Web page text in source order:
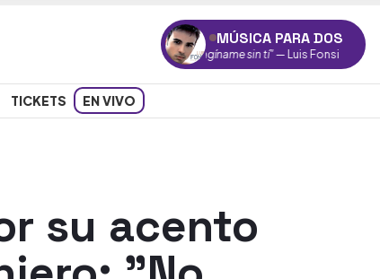
MÚSICA PARA DOS
"Imagíname sin tí"— Luis Fonsi
TICKETS EN VIVO
su acento